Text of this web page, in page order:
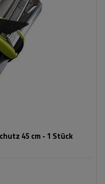
45 cm - 1 Stück